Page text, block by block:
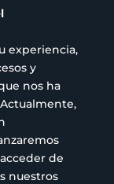
experiencia,
y
nos ha
de
nuestros